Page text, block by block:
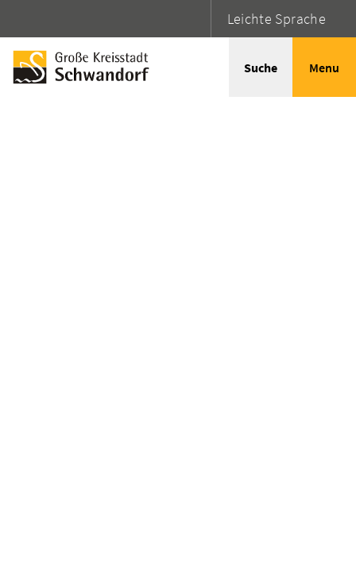
Leichte Sprache
Suche Menu